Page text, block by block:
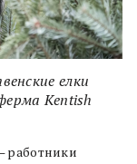
елки
Kentish
работники